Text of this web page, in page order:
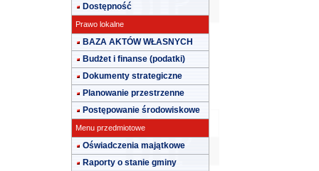
Dostępność
Prawo lokalne
BAZA AKTÓW WŁASNYCH
Budżet i finanse (podatki)
Dokumenty strategiczne
Planowanie przestrzenne
Postępowanie środowiskowe
Menu przedmiotowe
Oświadczenia majątkowe
Raporty o stanie gminy